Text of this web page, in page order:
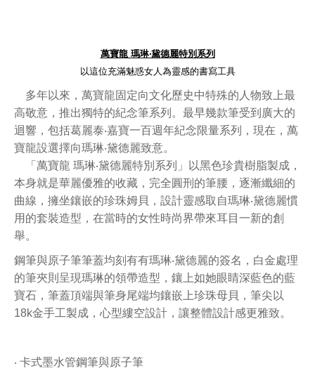
萬寶龍 瑪琳‧黛德麗特別系列
以這位充滿魅惑女人為靈感的書寫工具
多年以來，萬寶龍固定向文化歷史中特殊的人物致上最
高敬意，推出獨特的紀念筆系列。最早幾款筆受到廣大的
迴響，包括葛麗泰‧嘉寶一百週年紀念限量系列，現在，萬
寶龍設選擇向瑪琳‧黛德麗致意。
「萬寶龍 瑪琳‧黛德麗特別系列」以黑色珍貴樹脂製成，
本身就是華麗優雅的收藏，完全圓刑的筆腰，逐漸纖細的
曲線，擁坐鑲嵌的珍珠姆貝，設計靈感取自瑪琳‧黛德麗慣
用的套裝造型，在當時的女性時尚界帶來耳目一新的創
舉。
鋼筆與原子筆筆蓋均刻有有瑪琳‧黛德麗的簽名，白金處理
的筆夾則呈現瑪琳的領帶造型，鑲上如她眼睛深藍色的藍
寶石，筆蓋頂端與筆身尾端均鑲嵌上珍珠母貝，筆尖以
18k金手工製成，心型縷空設計，讓整體設計感更雅致。
‧ 卡式墨水管鋼筆與原子筆